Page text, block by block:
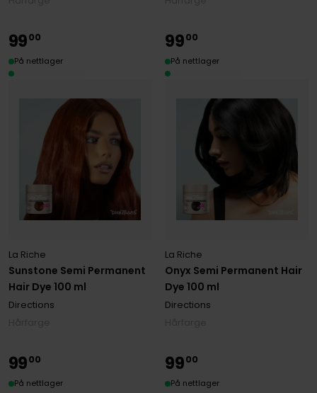
Sunstone Semi Permanent
Hair Dye 100 ml
La Riche
Directions
9900
På nettlager
Onyx Semi Permanent Hair
Dye 100 ml
La Riche
Directions
9900
På nettlager
9900
På nettlager
9900
På nettlager